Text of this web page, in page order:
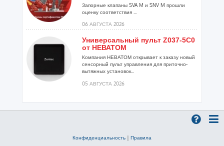
Запорные клапаны SVA M и SNV M прошли
оценку соответствия ...
06 АВГУСТА 2026
Универсальный пульт Z037-5C0
от НЕВАТОМ
Компания НЕВАТОМ открывает к заказу новый
сенсорный пульт управления для приточно-
вытяжных установок...
05 АВГУСТА 2026
расширения ...
Конфиденциальность | Правила